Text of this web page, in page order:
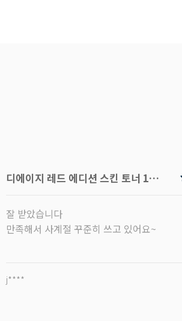
디에이지 레드 에디션 스킨 토너 120ml
잘 받았습니다
만족해서 사계절 꾸준히 쓰고 있어요~
j****